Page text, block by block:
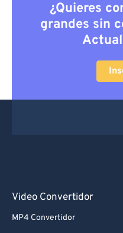
¿Quieres
grandes sin
Video Convertidor
MP4 Convertidor